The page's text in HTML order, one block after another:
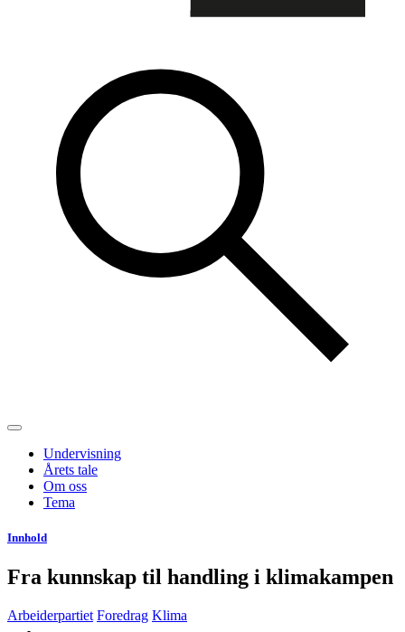
Undervisning
Årets tale
Om oss
Tema
Innhold
Fra kunnskap til handling i klimakampen
Arbeiderpartiet Foredrag Klima